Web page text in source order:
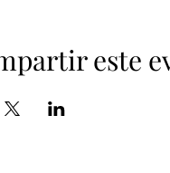
este